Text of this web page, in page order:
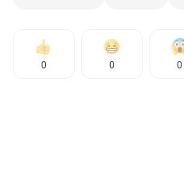
0 0 0